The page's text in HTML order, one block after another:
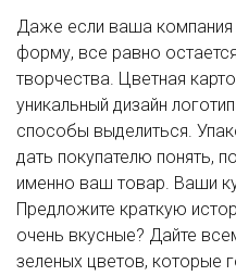
Даже если ваша
форму, все равно
творчества. Цветная
уникальный дизайн
способы выделиться.
дать покупателю понять,
именно ваш товар. Ваши
Предложите краткую
очень вкусные? Дайте
зеленых цветов, которые